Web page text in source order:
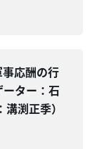
事応酬の行
ター：石
渕正季）